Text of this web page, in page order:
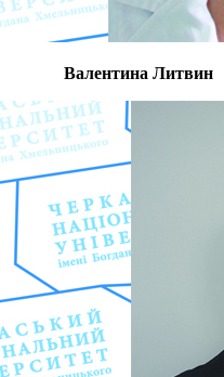
Валентина Литвин